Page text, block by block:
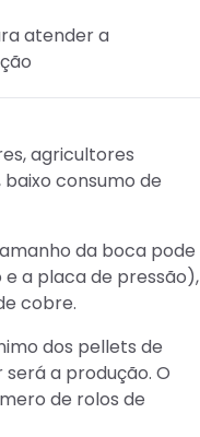
atender a
agricultores
consumo de
da boca pode
a placa de pressão),
cobre.
dos pellets de
a produção. O
de rolos de